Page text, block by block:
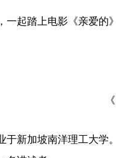
起踏上电影《亲爱的
新加坡南洋理工大学